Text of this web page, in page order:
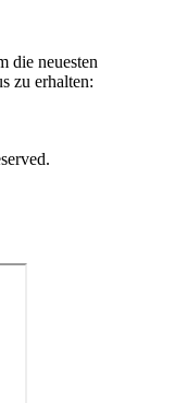
die neuesten
zu erhalten: